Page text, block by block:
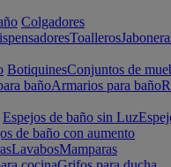
Colgadores
Toalleros
BotiquinesConjuntos de
bañoArmarios para baño
Espejos de baño sin Luz
de baño con aumento
LavabosMamparas